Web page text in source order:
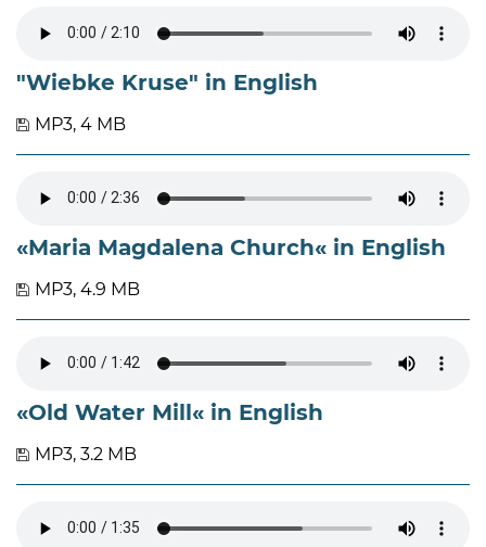
"Wiebke Kruse" in English
MP3, 4 MB
«Maria Magdalena Church« in English
MP3, 4.9 MB
«Old Water Mill« in English
MP3, 3.2 MB